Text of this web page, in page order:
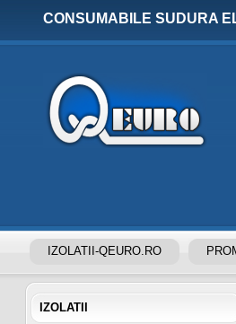
CONSUMABILE SUDURA
IZOLATII-QEURO.RO
IZOLATII